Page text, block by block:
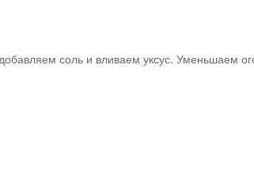
соль и вливаем уксус. Уменьшаем